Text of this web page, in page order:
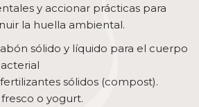
y accionar prácticas para
la huella ambiental.
sólido y líquido para el cuerpo
sólidos (compost).
o yogurt.